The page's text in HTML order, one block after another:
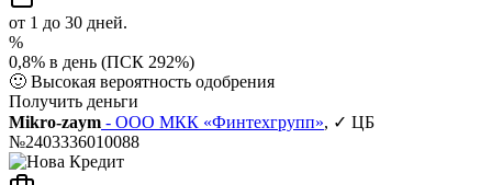
от 1 до 30 дней.
%
0,8% в день (ПСК 292%)
🙂 Высокая вероятность одобрения
Получить деньги
Mikro-zaym - ООО МКК «Финтехгрупп», ✓ ЦБ
№2403336010088